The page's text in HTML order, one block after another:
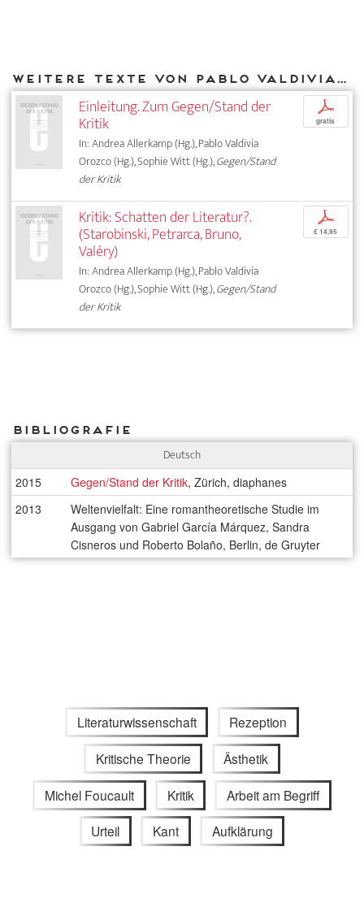
Weitere Texte von Pablo Valdivia Orozco bei DIAPHANES
Einleitung. Zum Gegen/Stand der
Kritik
In: Andrea Allerkamp (Hg.), Pablo Valdivia
Orozco (Hg.), Sophie Witt (Hg.),Gegen/Stand
der Kritik
p
gratis
Kritik: Schatten der Literatur?.
(Starobinski, Petrarca, Bruno,
Valéry)
In: Andrea Allerkamp (Hg.), Pablo Valdivia
Orozco (Hg.), Sophie Witt (Hg.),Gegen/Stand
der Kritik
p
€ 14,95
Bibliografie
Deutsch
2015 Gegen/Stand der Kritik, Zürich, diaphanes
2013
Weltenvielfalt: Eine romantheoretische Studie im
Ausgang von Gabriel García Márquez, Sandra
Cisneros und Roberto Bolaño, Berlin, de Gruyter
Literaturwissenschaft Rezeption
Kritische Theorie Ästhetik
Michel Foucault Kritik Arbeit am Begriff
Urteil Kant Aufklärung